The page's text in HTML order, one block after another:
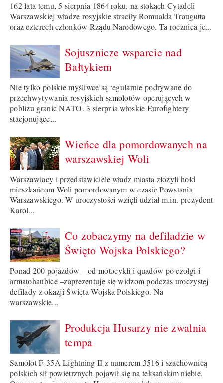
162 lata temu, 5 sierpnia 1864 roku, na stokach Cytadeli
Warszawskiej władze rosyjskie straciły Romualda Traugutta
oraz czterech członków Rządu Narodowego. Ta rocznica je...
Sojusznicze wsparcie nad
Bałtykiem
Nie tylko polskie myśliwce są regularnie podrywane do
przechwytywania rosyjskich samolotów operujących w
pobliżu granic NATO. 3 sierpnia włoskie Eurofightery
stacjonujące...
Wieńce dla pomordowanych na
warszawskiej Woli
Warszawiacy i przedstawiciele władz miasta złożyli hołd
mieszkańcom Woli pomordowanym w czasie Powstania
Warszawskiego. W uroczystości wzięli udział m.in. prezydent
Karol...
Co zobaczymy na defiladzie w
Święto Wojska Polskiego?
Ponad 200 pojazdów – od motocykli i quadów po czołgi i
armatohaubice –zaprezentuje się widzom podczas uroczystej
defilady z okazji Święta Wojska Polskiego. Na
warszawskie...
Produkcja Husarzy nie zwalnia
tempa
Samolot F-35A Lightning II z numerem 3516 i szachownicą
polskich sił powietrznych pojawił się na teksańskim niebie.